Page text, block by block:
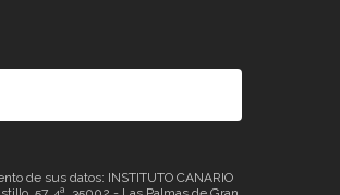
de sus datos: INSTITUTO CANARIO